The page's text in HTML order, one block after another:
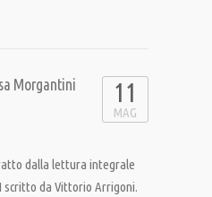
Morgantini 11
MAG
dalla lettura integrale
scritto da Vittorio Arrigoni.